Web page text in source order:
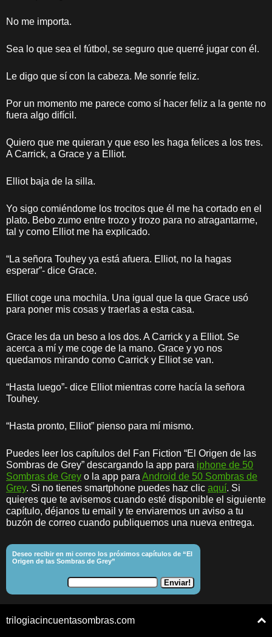
No me importa.
Sea lo que sea el fútbol, se seguro que querré jugar con él.
Le digo que sí con la cabeza. Me sonríe feliz.
Por un momento me parece como sí hacer feliz a la gente no
fuera algo difícil.
Quiero que me quieran y que eso les haga felices a los tres.
A Carrick, a Grace y a Elliot.
Elliot baja de la silla.
Yo sigo comiéndome los trocitos que él me ha cortado en el
plato. Bebo zumo entre trozo y trozo para no atragantarme,
tal y como Elliot me ha explicado.
“La señora Touhey ya está afuera. Elliot, no la hagas
esperar”- dice Grace.
Elliot coge una mochila. Una igual que la que Grace usó
para poner mis cosas y traerlas a esta casa.
Grace les da un beso a los dos. A Carrick y a Elliot. Se
acerca a mí y me coge de la mano. Grace y yo nos
quedamos mirando como Carrick y Elliot se van.
“Hasta luego”- dice Elliot mientras corre hacía la señora
Touhey.
“Hasta pronto, Elliot” pienso para mí mismo.
Puedes leer los capítulos del Fan Fiction “El Origen de las
Sombras de Grey” descargando la app para iphone de 50
Sombras de Grey o la app para Android de 50 Sombras de
Grey. Si no tienes smartphone puedes haz clic aquí. Si
quieres que te avisemos cuando esté disponible el siguiente
capítulo, déjanos tu email y te enviaremos un aviso a tu
buzón de correo cuando publiquemos una nueva entrega.
Deseo recibir en mi correo los próximos capítulos de “El
Origen de las Sombras de Grey”
trilogiacincuentasombras.com